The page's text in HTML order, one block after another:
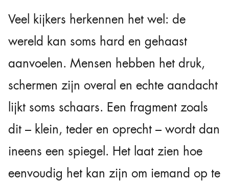
Veel kijkers herkennen het wel: de
wereld kan soms hard en gehaast
aanvoelen. Mensen hebben het druk,
schermen zijn overal en echte aandacht
lijkt soms schaars. Een fragment zoals
dit – klein, teder en oprecht – wordt dan
ineens een spiegel. Het laat zien hoe
eenvoudig het kan zijn om iemand op te